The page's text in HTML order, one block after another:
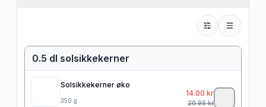
0.5 dl solsikkekerner
Solsikkekerner øko
350 g
14.00 kr
20.95kr